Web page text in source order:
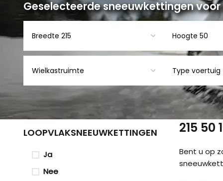
Geselecteerde sneeuwkettingen voor
215 50
Bent u op
LOOPVLAKSNEEUWKETTINGEN
Ja
Nee